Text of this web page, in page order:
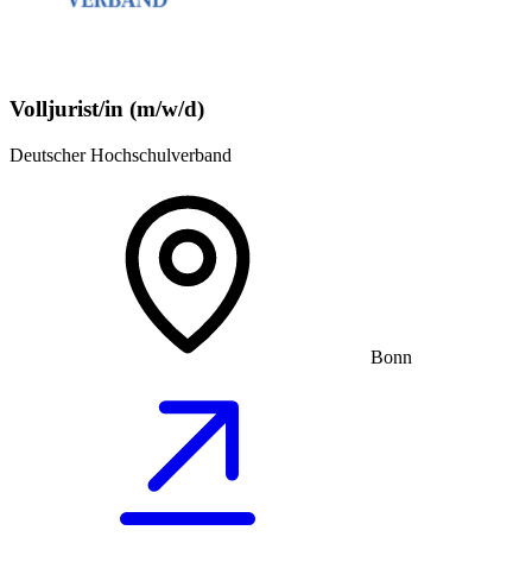
Volljurist/in (m/w/d)
Deutscher Hochschulverband
Bonn